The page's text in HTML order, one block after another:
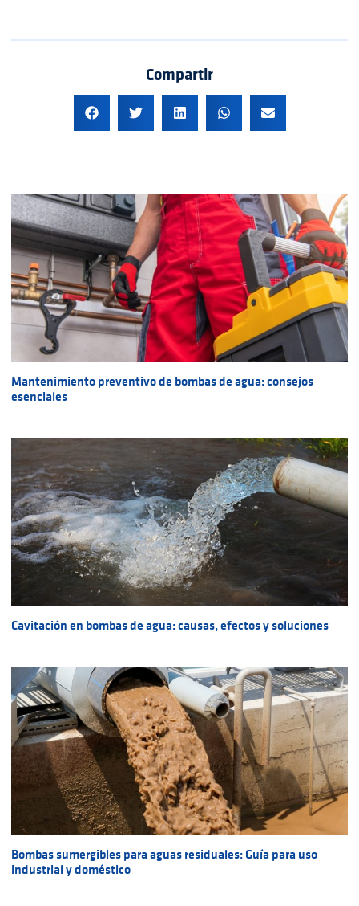
Compartir
Mantenimiento preventivo de bombas de agua: consejos
esenciales
Cavitación en bombas de agua: causas, efectos y soluciones
Bombas sumergibles para aguas residuales: Guía para uso
industrial y doméstico